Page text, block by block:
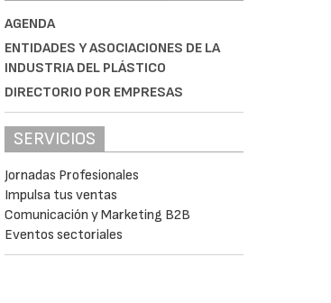
AGENDA
ENTIDADES Y ASOCIACIONES DE LA
INDUSTRIA DEL PLÁSTICO
DIRECTORIO POR EMPRESAS
SERVICIOS
Jornadas Profesionales
Impulsa tus ventas
Comunicación y Marketing B2B
Eventos sectoriales